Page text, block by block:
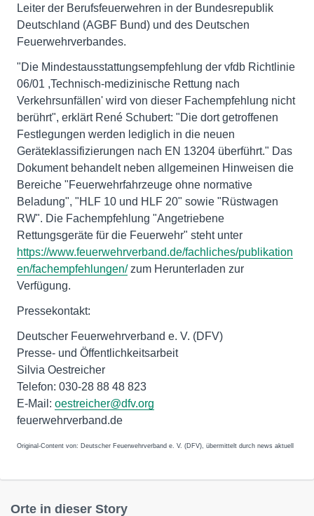
Leiter der Berufsfeuerwehren in der Bundesrepublik
Deutschland (AGBF Bund) und des Deutschen
Feuerwehrverbandes.
"Die Mindestausstattungsempfehlung der vfdb Richtlinie
06/01 ,Technisch-medizinische Rettung nach
Verkehrsunfällen' wird von dieser Fachempfehlung nicht
berührt", erklärt René Schubert: "Die dort getroffenen
Festlegungen werden lediglich in die neuen
Geräteklassifizierungen nach EN 13204 überführt." Das
Dokument behandelt neben allgemeinen Hinweisen die
Bereiche "Feuerwehrfahrzeuge ohne normative
Beladung", "HLF 10 und HLF 20" sowie "Rüstwagen
RW". Die Fachempfehlung "Angetriebene
Rettungsgeräte für die Feuerwehr" steht unter
https://www.feuerwehrverband.de/fachliches/publikation
en/fachempfehlungen/zum Herunterladen zur
Verfügung.
Pressekontakt:
Deutscher Feuerwehrverband e. V. (DFV)
Presse- und Öffentlichkeitsarbeit
Silvia Oestreicher
Telefon: 030-28 88 48 823
E-Mail: oestreicher@dfv.org
feuerwehrverband.de
Original-Content von: Deutscher Feuerwehrverband e. V. (DFV), übermittelt durch news aktuell
Orte in dieser Story